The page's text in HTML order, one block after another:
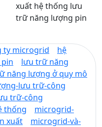
xuất hệ thống lưu
trữ năng lượng pin
ty microgrid
hệ
lưu trữ năng
năng lượng ở quy mô
lưu trữ-công
trữ-công
thống
microgrid-
xuất
microgrid-và-